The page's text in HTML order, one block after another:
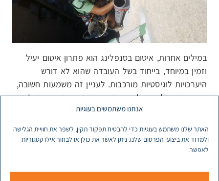
אנחנו משתמשים בעוגיות
האתר שלנו משתמש בעוגיות כדי להבטיח תפקוד תקין, לשפר את חוויית הגלישה
ולמדוד את ביצועי הפרסום שלנו. ניתן לאשר את כולן או לבחור אילו קטגוריות
לאפשר.
במילים אחרות, איטום בסנפלינג הוא פתרון איטום יעיל
וזמין במיוחד, בייחוד בשל העובדה שהוא לא דורש
היערכויות לוגיסטיות מורכבות. לעניין זה משמעות חשובה,
שכן אם מתגלים כשלים באיטום המבנה, איטום בסנפלינג
יכול להתבצע כבר בתוך מספר ימים בודדים, בעוד שאיטום
קירות בגובה באמצעות מנוף או פיגומים דורש היערכויות
רבות יותר, שעלולות לארוך גם כמה שבועות.
קטן עבור אנשי המקצוע שמבצעים אותה, האיטום עצמו